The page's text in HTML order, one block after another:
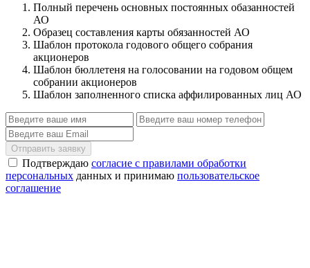
Полный перечень основных постоянных обазанностей
АО
Образец составления карты обязанностей АО
Шаблон протокола годового общего собрания
акционеров
Шаблон бюллетеня на голосовании на годовом общем
собрании акционеров
Шаблон заполненного списка аффилированных лиц АО
Отправить заявку
Подтверждаю согласие с правилами обработки
персональных данных и принимаю пользовательское
соглашение